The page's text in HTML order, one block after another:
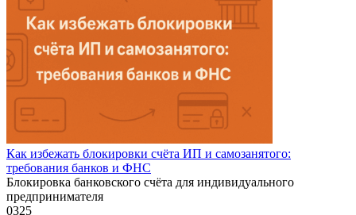
Как избежать блокировки счёта ИП и самозанятого:
требования банков и ФНС
Блокировка банковского счёта для индивидуального
предпринимателя
0325